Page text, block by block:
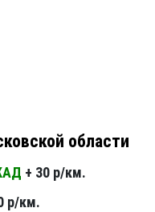
области
+ 30 р/км.
р/км.